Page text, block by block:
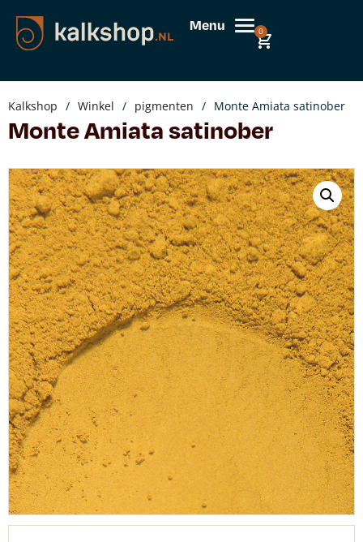
Menu 0
Kalkshop / Winkel / pigmenten / Monte Amiata satinober
Monte Amiata satinober